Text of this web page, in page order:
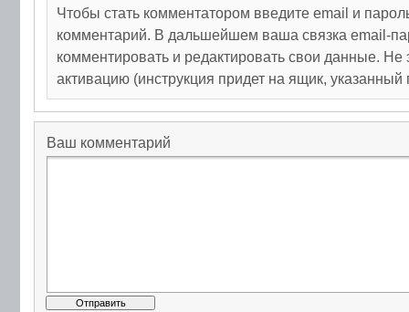
Чтобы стать комментатором введите email и
комментарий. В дальшейшем ваша связка email-
комментировать и редактировать свои данные. Не
активацию (инструкция придет на ящик, указанный
Ваш комментарий